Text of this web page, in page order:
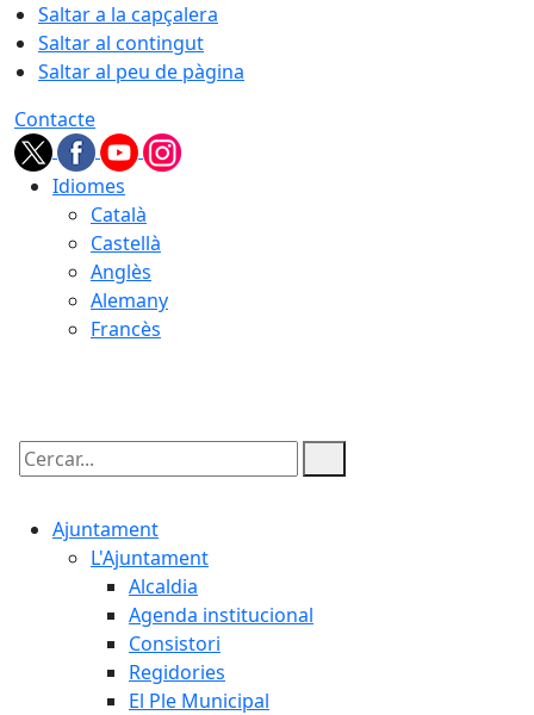
Saltar a la capçalera
Saltar al contingut
Saltar al peu de pàgina
Contacte
Idiomes
Català
Castellà
Anglès
Alemany
Francès
Cercar:
Ajuntament
L'Ajuntament
Alcaldia
Agenda institucional
Consistori
Regidories
El Ple Municipal